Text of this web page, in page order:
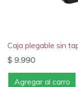
Caja plegable sin
$ 9.990
Agregar al carro